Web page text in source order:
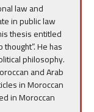
law and
in public law
thesis entitled
He has
philosophy.
and Arab
in Moroccan
in Moroccan